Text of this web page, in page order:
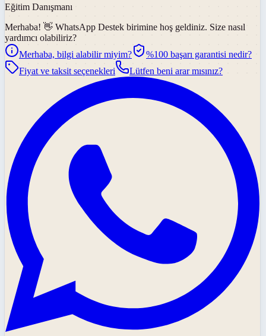
Eğitim Danışmanı
Merhaba! 👋 WhatsApp Destek birimine hoş geldiniz. Size nasıl
yardımcı olabiliriz?
Merhaba, bilgi alabilir miyim?
%100 başarı garantisi nedir?
Fiyat ve taksit seçenekleri
Lütfen beni arar mısınız?